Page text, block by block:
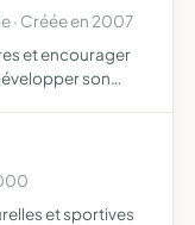
· Créée en 2007
et encourager
son
et sportives